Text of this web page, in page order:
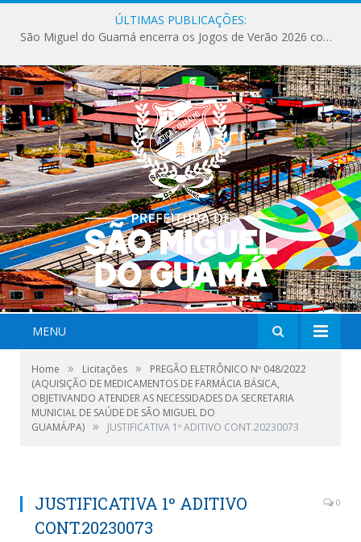
ÚLTIMAS PUBLICAÇÕES:
São Miguel do Guamá encerra os Jogos de Verão 2026 com sucesso de público e competições.
MENU
Home » Licitações »
PREGÃO ELETRÔNICO Nº 048/2022
(AQUISIÇÃO DE MEDICAMENTOS DE FARMÁCIA BÁSICA,
OBJETIVANDO ATENDER AS NECESSIDADES DA SECRETARIA
MUNICIAL DE SAÚDE DE SÃO MIGUEL DO
GUAMÁ/PA) » JUSTIFICATIVA 1º ADITIVO CONT.20230073
JUSTIFICATIVA 1º ADITIVO
CONT.20230073
0